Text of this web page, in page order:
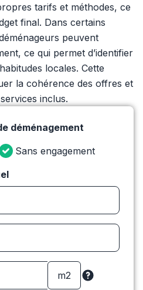
tarifs et méthodes, ce
final. Dans certains
peuvent
ce qui permet d’identifier
locales. Cette
la cohérence des offres et
inclus.
déménagement
Sans engagement